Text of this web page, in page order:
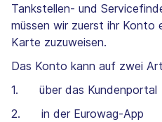
Tankstellen- und
müssen wir zuerst ihr Konto
Karte zuzuweisen.
Das Konto kann auf zwei
1. über das Kundenportal
2. in der Eurowag-App